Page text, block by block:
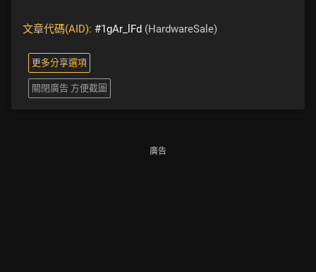
文章代碼(AID): #1gAr_lFd (HardwareSale)
更多分享選項
關閉廣告 方便截圖
廣告